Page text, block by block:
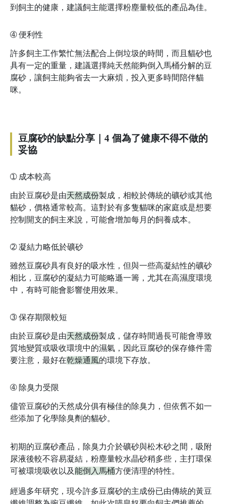
到飼主的健康，建議飼主能選擇粉塵量較低的產品為佳。
➃便利性
許多飼主工作繁忙無法配合上倒垃圾的時間，而且貓砂也
具有一定的重量，建議選擇純天然能夠倒入馬桶分解的豆
腐砂，讓飼主能夠省去一大麻煩，投入更多時間陪伴貓
咪。
豆腐砂的缺點分享｜4 個為了健康不得不做的
妥協
➀ 成本較高
由於豆腐砂是由天然成份製成，相較於傳統的礦砂或其他
貓砂，價格通常較高。這對於有多隻貓咪的家庭或是想要
控制開支的飼主來說，可能會增加每月的飼養成本。
➁凝結力略低於礦砂
雖然豆腐砂具有良好的吸水性，但與一些高凝結性的礦砂
相比，豆腐砂的凝結力可能略遜一籌，尤其在高濕度環境
中，有時可能會影響使用效果。
➂保存期限較短
由於豆腐砂是由天然成份製成，儲存時間過長可能會導致
質地變質或吸收環境中的濕氣，因此豆腐砂的保存條件需
要注意，最好在乾燥通風的環境下存放。
➃ 除臭力受限
儘管豆腐砂的天然成分俱有極佳的除臭力，但依舊不如一
些添加了化學除臭劑的貓砂。
初期的豆腐砂產品，除臭力介於礦砂與松木砂之間，吸附
尿液後較不容易凝結，粉塵量較水晶砂稍多些，主打環保
可被環境吸收以及能倒入馬桶方便清理的特性。
經過多年研究，現今許多豆腐砂的主成份已由傳統的黃豆